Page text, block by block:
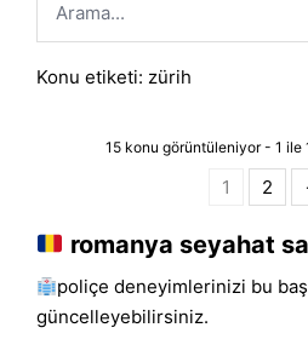
Konu etiketi: zürih
15 konu görüntüleniyor - 1 ile
1 2
romanya seyahat
poliçe deneyimlerinizi bu
güncelleyebilirsiniz.